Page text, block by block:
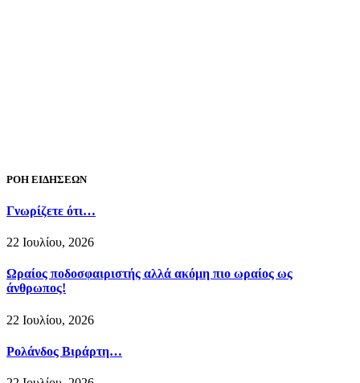
ΡΟΗ ΕΙΔΗΣΕΩΝ
Γνωρίζετε ότι…
22 Ιουλίου, 2026
Ωραίος ποδοσφαιριστής αλλά ακόμη πιο ωραίος ως
άνθρωπος!
22 Ιουλίου, 2026
Ρολάνδος Βιράρτη…